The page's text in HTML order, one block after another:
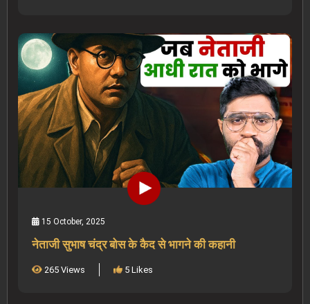
15 October, 2025
नेताजी सुभाष चंद्र बोस के कैद से भागने की कहानी
265 Views 5 Likes